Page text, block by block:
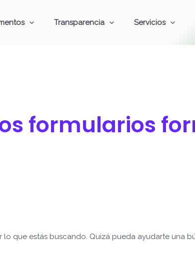
Transparencia Servicios
formularios
que estás buscando. Quizá pueda ayudarte una